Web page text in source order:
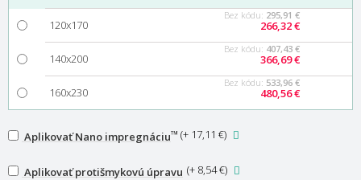
120x170
Bez kódu: 295,91 €
266,32 €
140x200
Bez kódu: 407,43 €
366,69 €
160x230
Bez kódu: 533,96 €
480,56 €
Aplikovať Nano impregnáciu™ (+ 17,11 €)
Aplikovať protišmykovú úpravu (+ 8,54 €)